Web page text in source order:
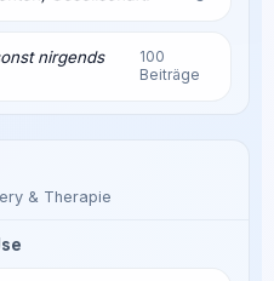
nirgends
100
Beiträge
& Therapie